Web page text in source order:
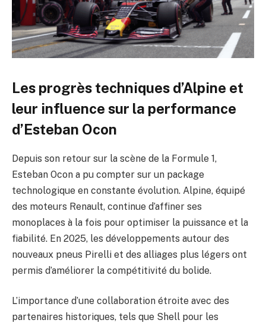
Les progrès techniques d’Alpine et
leur influence sur la performance
d’Esteban Ocon
Depuis son retour sur la scène de la Formule 1,
Esteban Ocon a pu compter sur un package
technologique en constante évolution. Alpine, équipé
des moteurs Renault, continue d’affiner ses
monoplaces à la fois pour optimiser la puissance et la
fiabilité. En 2025, les développements autour des
nouveaux pneus Pirelli et des alliages plus légers ont
permis d’améliorer la compétitivité du bolide.
L’importance d’une collaboration étroite avec des
partenaires historiques, tels que Shell pour les